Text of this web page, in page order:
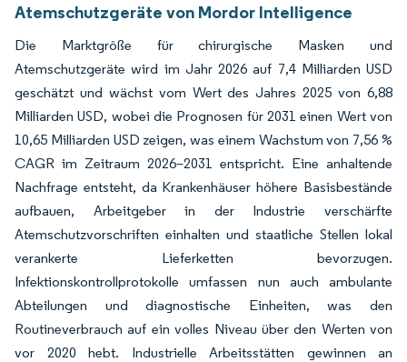
Atemschutzgeräte von Mordor Intelligence
Die Marktgröße für chirurgische Masken und
Atemschutzgeräte wird im Jahr 2026 auf 7,4 Milliarden USD
geschätzt und wächst vom Wert des Jahres 2025 von 6,88
Milliarden USD, wobei die Prognosen für 2031 einen Wert von
10,65 Milliarden USD zeigen, was einem Wachstum von 7,56 %
CAGR im Zeitraum 2026–2031 entspricht. Eine anhaltende
Nachfrage entsteht, da Krankenhäuser höhere Basisbestände
aufbauen, Arbeitgeber in der Industrie verschärfte
Atemschutzvorschriften einhalten und staatliche Stellen lokal
verankerte Lieferketten bevorzugen.
Infektionskontrollprotokolle umfassen nun auch ambulante
Abteilungen und diagnostische Einheiten, was den
Routineverbrauch auf ein volles Niveau über den Werten von
vor 2020 hebt. Industrielle Arbeitsstätten gewinnen an